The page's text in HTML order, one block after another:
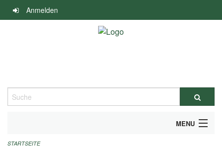
Navigation
überspringen
Anmelden
Suche
MENU
ALLGEMEINE INFORMATIONEN
STARTSEITE